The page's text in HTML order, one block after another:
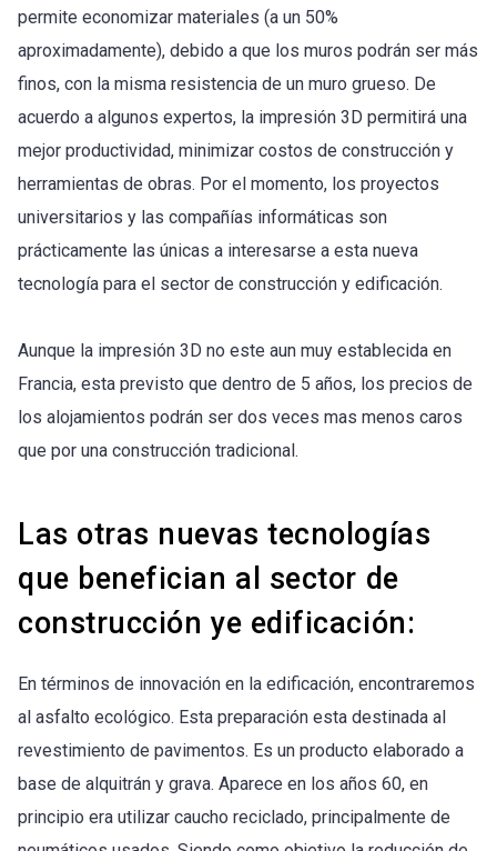
permite economizar materiales (a un 50%
aproximadamente), debido a que los muros podrán ser más
finos, con la misma resistencia de un muro grueso. De
acuerdo a algunos expertos, la impresión 3D permitirá una
mejor productividad, minimizar costos de construcción y
herramientas de obras. Por el momento, los proyectos
universitarios y las compañías informáticas son
prácticamente las únicas a interesarse a esta nueva
tecnología para el sector de construcción y edificación.
Aunque la impresión 3D no este aun muy establecida en
Francia, esta previsto que dentro de 5 años, los precios de
los alojamientos podrán ser dos veces mas menos caros
que por una construcción tradicional.
Las otras nuevas tecnologías
que benefician al sector de
construcción ye edificación:
En términos de innovación en la edificación, encontraremos
al asfalto ecológico. Esta preparación esta destinada al
revestimiento de pavimentos. Es un producto elaborado a
base de alquitrán y grava. Aparece en los años 60, en
principio era utilizar caucho reciclado, principalmente de